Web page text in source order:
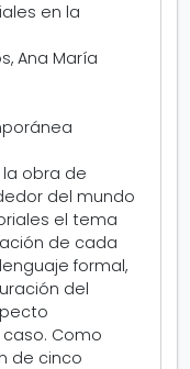
en la
Ana María
la obra de
del mundo
el tema
de cada
formal,
del
Como
de cinco